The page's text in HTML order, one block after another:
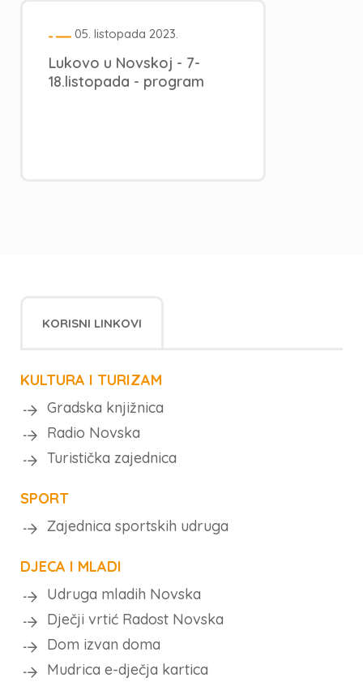
05. listopada 2023.
Lukovo u Novskoj - 7-
18.listopada - program
KORISNI LINKOVI
KULTURA I TURIZAM
Gradska knjižnica
Radio Novska
Turistička zajednica
SPORT
Zajednica sportskih udruga
DJECA I MLADI
Udruga mladih Novska
Dječji vrtić Radost Novska
Dom izvan doma
Mudrica e-dječja kartica